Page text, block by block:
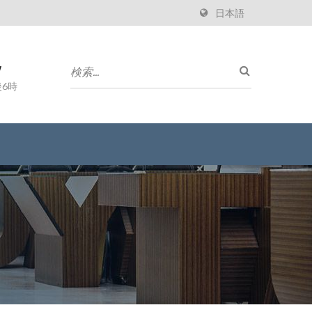
日本語
6時